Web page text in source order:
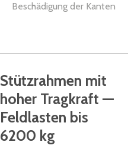
Beschädigung der Kanten
Stützrahmen mit
hoher Tragkraft —
Feldlasten bis
6200 kg